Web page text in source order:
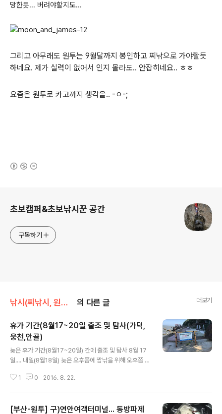
망한듯... 버려야할지도...
그리고 아무래도 원투는 9월달까지 봉인하고 찌낚으로 가야할듯
하네요. 제가 실력이 없어서 인지 몰라도.. 안잡히네요.. ㅎㅎ
요즘은 원투로 카고까지 생각을.. -ㅇ-;
초보캠퍼&초보낚시꾼 공간
구독하기
낚시(찌낚시, 원투, 에깅 등)/초보 낚시꾼 출조기 의 다른 글 더보기
휴가 기간(8월17~20일 출조 및 탐사(가덕,
웅천,안골)
늦은 휴가 기간(8월17~20일) 간에 출조 및 탐사 8월 17
일.... 내일(8월18일) 늦은 오후쯤에 짬낚을 위해 오후쯤 매
는데.. 이게 왠일.. 방금 여수산 혼무시가 도착하였다는 말
고 채소실로 보관을.. 8월 18일(가덕도 탐사, 원투) 오후부
1 0 2016. 8. 22.
[부산-원투] 구)연안여객터미널... 동방파제